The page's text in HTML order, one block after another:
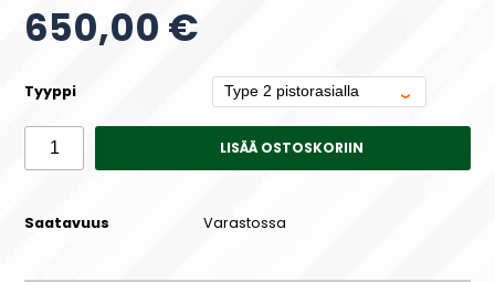
650,00 €
Tyyppi
LISÄÄ OSTOSKORIIN
Saatavuus Varastossa